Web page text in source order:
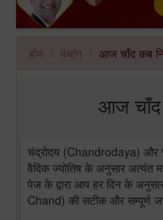
होम पंचांग आज चाँद कब
आज
चंद्रोदय (Chandrodaya) और
वैदिक ज्योतिष के अनुसार अत्यंत
पेज के द्वारा आप हर दिन के
Chand) की सटीक और सम्पूर्ण